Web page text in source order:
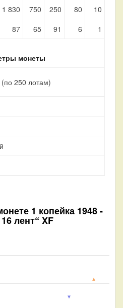
1 830 750 250 80
10
87 65 91 6 1
монеты
250 лотам)
1 копейка 1948 -
лент“ XF